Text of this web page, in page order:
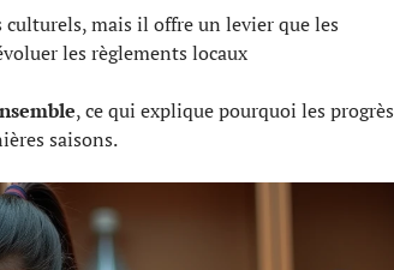
mais il offre un levier que les
les règlements locaux
, ce qui explique pourquoi les progrès
saisons.